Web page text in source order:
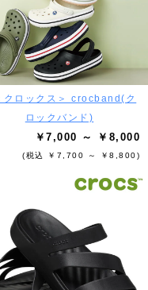
ロックス＞ crocband(ク
ロックバンド)
￥7,000 ～ ￥8,000
(税込 ￥7,700 ～ ￥8,800)